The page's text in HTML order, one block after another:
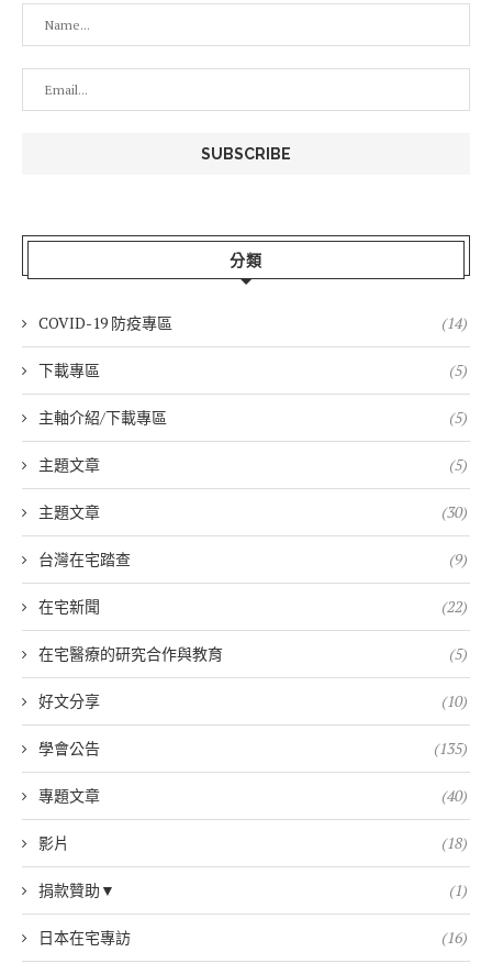
分類
COVID-19 防疫專區 (14)
下載專區 (5)
主軸介紹/下載專區 (5)
主題文章 (5)
主題文章 (30)
台灣在宅踏查 (9)
在宅新聞 (22)
在宅醫療的研究合作與教育 (5)
好文分享 (10)
學會公告 (135)
專題文章 (40)
影片 (18)
捐款贊助▼ (1)
日本在宅專訪 (16)